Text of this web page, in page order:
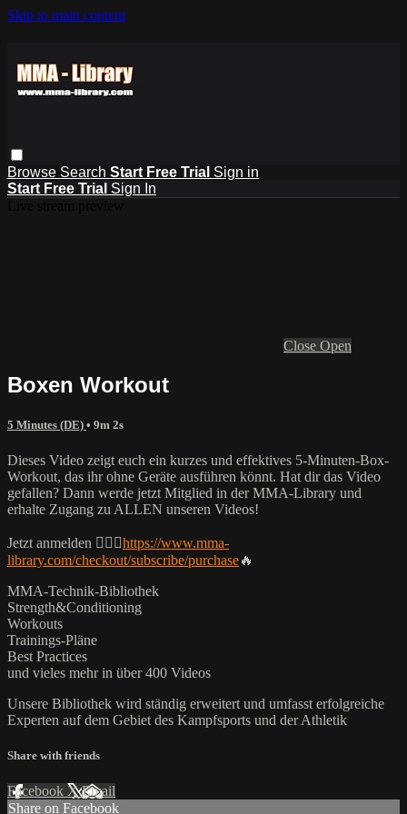
Skip to main content
Browse Search Start Free Trial Sign in
Start Free Trial Sign In
Close Open
Boxen Workout
5 Minutes (DE) • 9m 2s
Dieses Video zeigt euch ein kurzes und effektives 5-Minuten-Box-
Workout, das ihr ohne Geräte ausführen könnt. Hat dir das Video
gefallen? Dann werde jetzt Mitglied in der MMA-Library und
erhalte Zugang zu ALLEN unseren Videos!
Jetzt anmelden 👉🏼🔥https://www.mma-
library.com/checkout/subscribe/purchase🔥
MMA-Technik-Bibliothek
Strength&Conditioning
Workouts
Trainings-Pläne
Best Practices
und vieles mehr in über 400 Videos
Unsere Bibliothek wird ständig erweitert und umfasst erfolgreiche
Experten auf dem Gebiet des Kampfsports und der Athletik
Share with friends
Facebook XEmail
Share on Facebook